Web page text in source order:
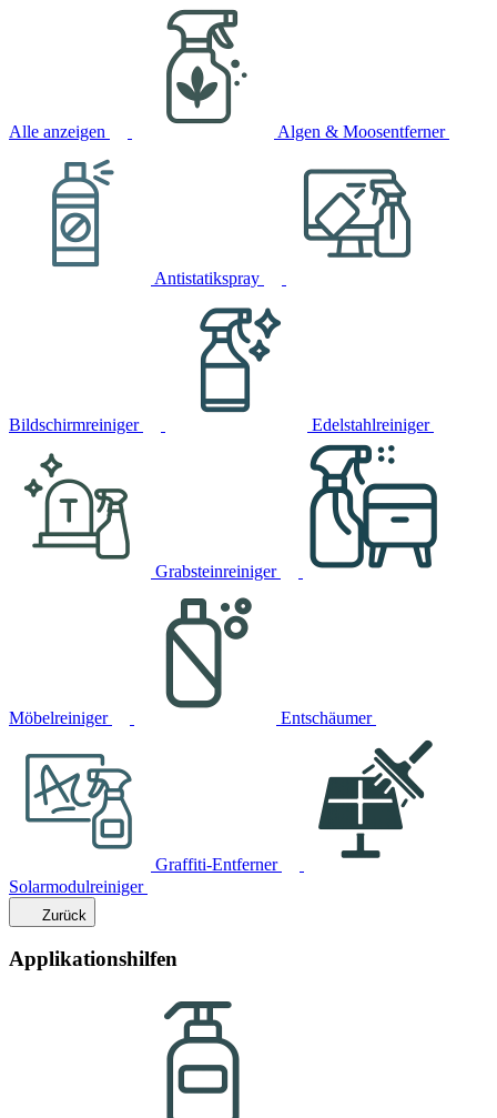
Alle anzeigen Algen & Moosentferner
Antistatikspray
Bildschirmreiniger Edelstahlreiniger
Grabsteinreiniger
Möbelreiniger Entschäumer
Graffiti-Entferner
Solarmodulreiniger
Zurück
Applikationshilfen